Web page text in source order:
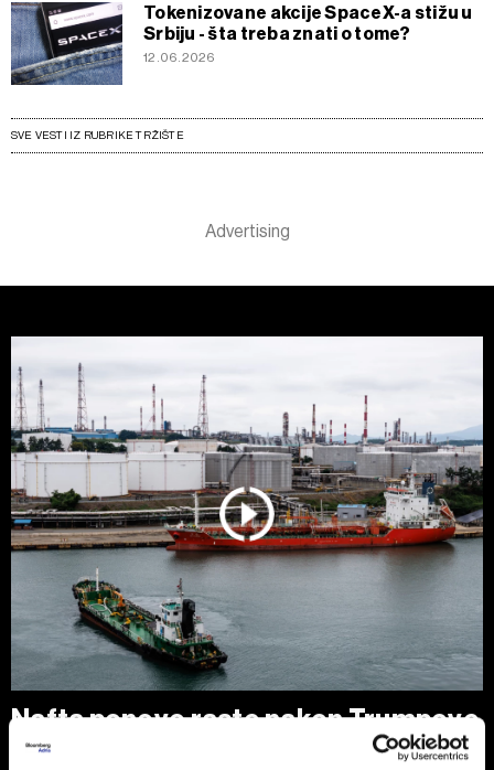
Tokenizovane akcije SpaceX-a stižu u
Srbiju - šta treba znati o tome?
12.06.2026
SVE VESTI IZ RUBRIKE TRŽIŠTE
Nafta ponovo raste nakon Trumpove
poruke Iranu